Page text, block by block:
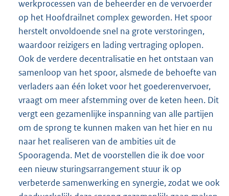
werkprocessen van de beheerder en de vervoerder
op het Hoofdrailnet complex geworden. Het spoor
herstelt onvoldoende snel na grote verstoringen,
waardoor reizigers en lading vertraging oplopen.
Ook de verdere decentralisatie en het ontstaan van
samenloop van het spoor, alsmede de behoefte van
verladers aan één loket voor het goederenvervoer,
vraagt om meer afstemming over de keten heen. Dit
vergt een gezamenlijke inspanning van alle partijen
om de sprong te kunnen maken van het hier en nu
naar het realiseren van de ambities uit de
Spooragenda. Met de voorstellen die ik doe voor
een nieuw sturingsarrangement stuur ik op
verbeterde samenwerking en synergie, zodat we ook